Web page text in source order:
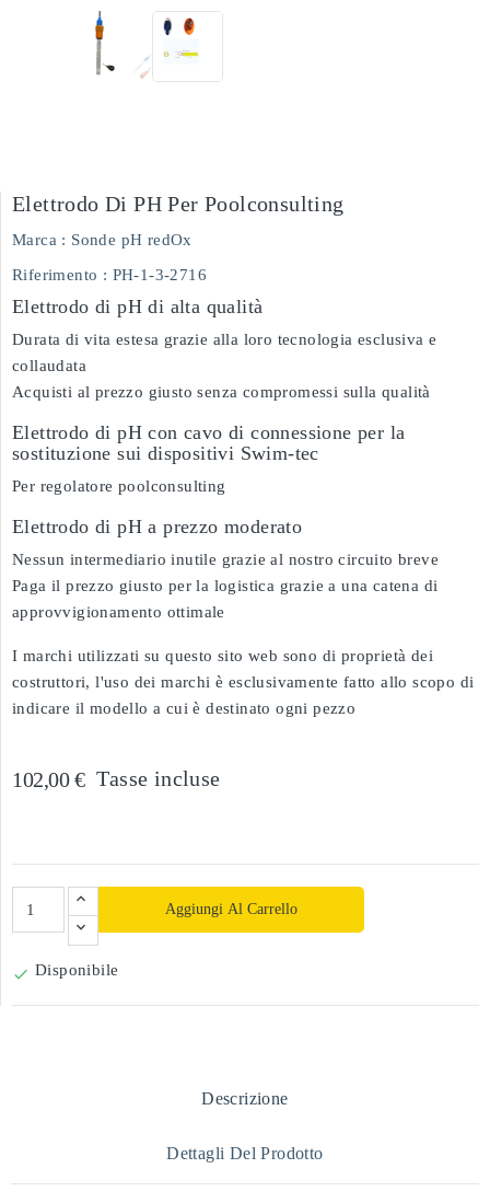
Elettrodo Di PH Per Poolconsulting
Marca : Sonde pH redOx
Riferimento : PH-1-3-2716
Elettrodo di pH di alta qualità
Durata di vita estesa grazie alla loro tecnologia esclusiva e
collaudata
Acquisti al prezzo giusto senza compromessi sulla qualità
Elettrodo di pH con cavo di connessione per la
sostituzione sui dispositivi Swim-tec
Per regolatore poolconsulting
Elettrodo di pH a prezzo moderato
Nessun intermediario inutile grazie al nostro circuito breve
Paga il prezzo giusto per la logistica grazie a una catena di
approvvigionamento ottimale
I marchi utilizzati su questo sito web sono di proprietà dei
costruttori, l'uso dei marchi è esclusivamente fatto allo scopo di
indicare il modello a cui è destinato ogni pezzo
102,00 € Tasse incluse
Aggiungi Al Carrello
 Disponibile
Descrizione
Dettagli Del Prodotto